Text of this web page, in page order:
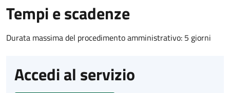
Tempi e scadenze
Durata massima del procedimento amministrativo: 5 giorni
Accedi al servizio